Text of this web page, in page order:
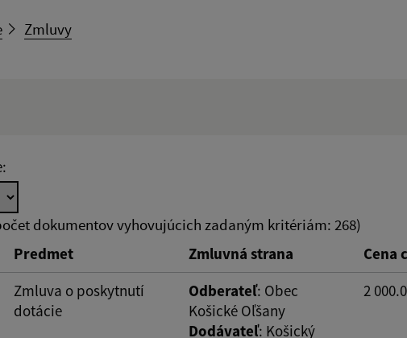
Zmluvy
Suma do: Typ:
dokumentov vyhovujúcich zadaným kritériám: 268)
Predmet Zmluvná strana
Cena
Zmluva o poskytnutí
dotácie
Odberateľ: Obec
Košické Oľšany
Dodávateľ: Košický
2